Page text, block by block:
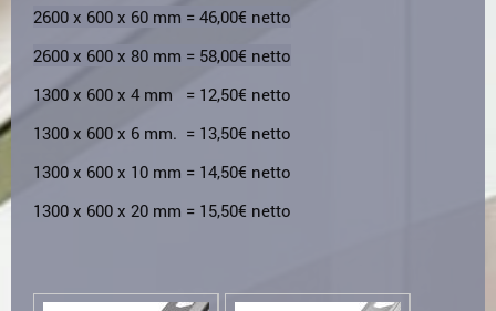
2600 x 600 x 60 mm = 46,00€ netto
2600 x 600 x 80 mm = 58,00€ netto
1300 x 600 x 4 mm = 12,50€ netto
1300 x 600 x 6 mm. = 13,50€ netto
1300 x 600 x 10 mm = 14,50€ netto
1300 x 600 x 20 mm = 15,50€ netto